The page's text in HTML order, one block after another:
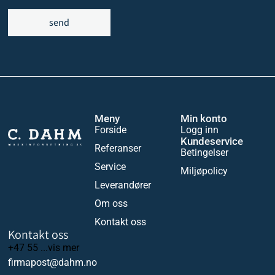
send
Meny
Forside
Referanser
Service
Leverandører
Om oss
Kontakt oss
Min konto
Logg inn
Kundeservice
Betingelser
Miljøpolicy
Kontakt oss
+47 55 ...vis mer
firmapost@dahm.no